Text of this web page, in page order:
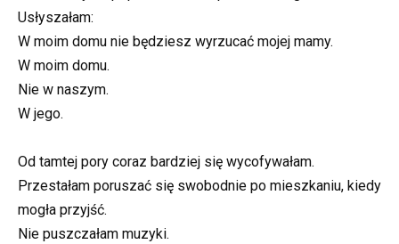
Usłyszałam:
W moim domu nie będziesz wyrzucać mojej mamy.
W moim domu.
Nie w naszym.
W jego.
Od tamtej pory coraz bardziej się wycofywałam.
Przestałam poruszać się swobodnie po mieszkaniu, kiedy
mogła przyjść.
Nie puszczałam muzyki.